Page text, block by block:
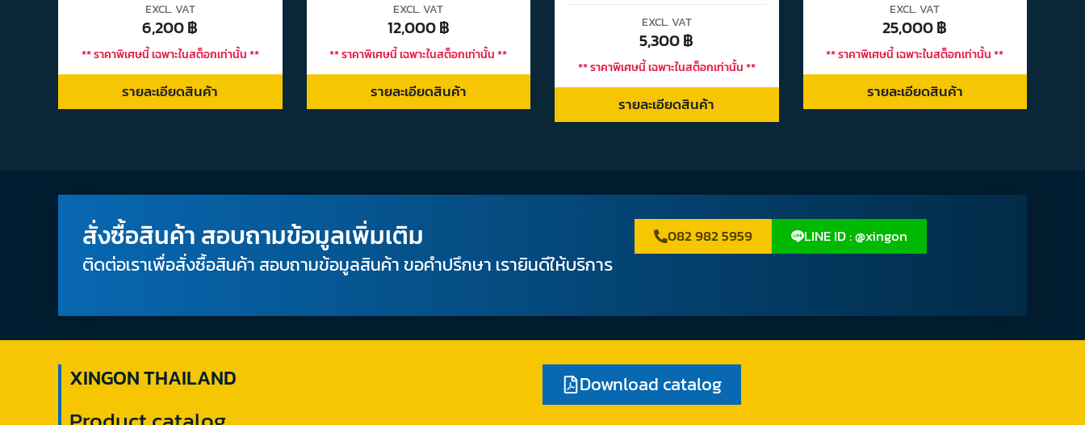
EXCL. VAT
6,200฿
** ราคาพิเศษนี้ เฉพาะในสต็อกเท่านั้น **
รายละเอียดสินค้า
EXCL. VAT
12,000฿
** ราคาพิเศษนี้ เฉพาะในสต็อกเท่านั้น **
รายละเอียดสินค้า
EXCL. VAT
5,300฿
** ราคาพิเศษนี้ เฉพาะในสต็อกเท่านั้น **
รายละเอียดสินค้า
EXCL. VAT
25,000฿
** ราคาพิเศษนี้ เฉพาะในสต็อกเท่านั้น **
รายละเอียดสินค้า
สั่งซื้อสินค้า สอบถามข้อมูลเพิ่มเติม
ติดต่อเราเพื่อสั่งซื้อสินค้า สอบถามข้อมูลสินค้า ขอคำปรึกษา เรายินดีให้บริการ
082 982 5959 LINE ID : @xingon
XINGON THAILAND Download catalog